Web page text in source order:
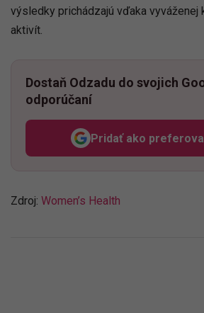
výsledky prichádzajú vďaka vyváženej
aktivít.
Dostaň Odzadu do svojich
odporúčaní
Pridať ako
Zdroj: Women’s Health